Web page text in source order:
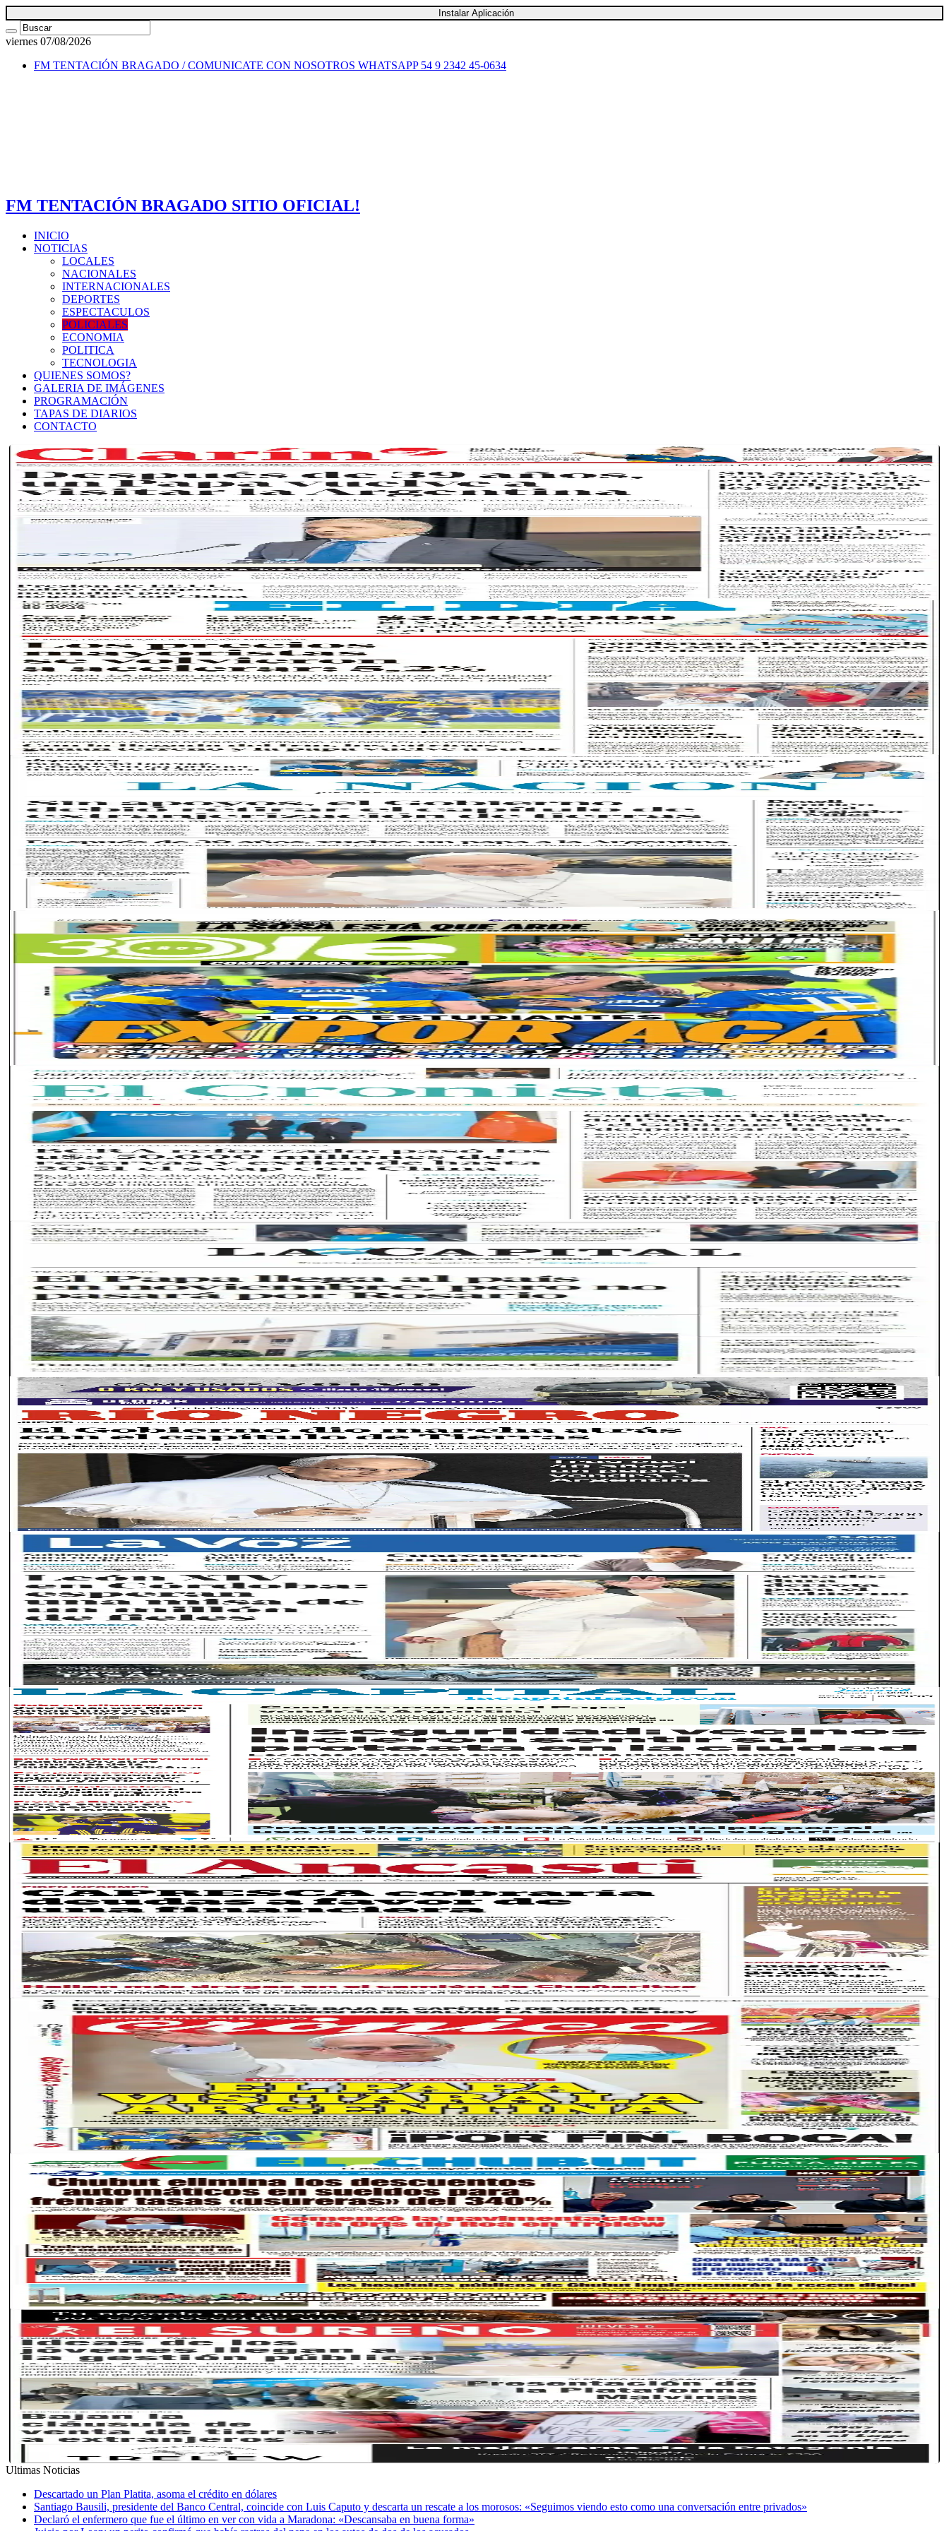
Instalar Aplicación
viernes 07/08/2026
FM TENTACIÓN BRAGADO / COMUNICATE CON NOSOTROS WHATSAPP 54 9 2342 45-0634
FM TENTACIÓN BRAGADO SITIO OFICIAL!
INICIO
NOTICIAS
LOCALES
NACIONALES
INTERNACIONALES
DEPORTES
ESPECTACULOS
POLICIALES
ECONOMIA
POLITICA
TECNOLOGIA
QUIENES SOMOS?
GALERIA DE IMÁGENES
PROGRAMACIÓN
TAPAS DE DIARIOS
CONTACTO
Ultimas Noticias
Descartado un Plan Platita, asoma el crédito en dólares
Santiago Bausili, presidente del Banco Central, coincide con Luis Caputo y descarta un rescate a los morosos: «Seguimos viendo esto como una conversación entre privados»
Declaró el enfermero que fue el último en ver con vida a Maradona: «Descansaba en buena forma»